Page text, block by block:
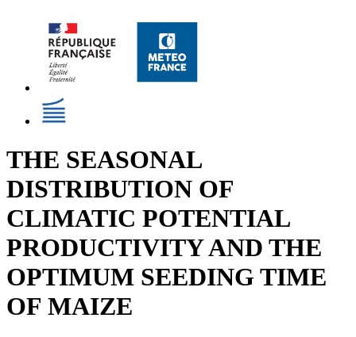
THE SEASONAL
DISTRIBUTION OF
CLIMATIC POTENTIAL
PRODUCTIVITY AND THE
OPTIMUM SEEDING TIME
OF MAIZE